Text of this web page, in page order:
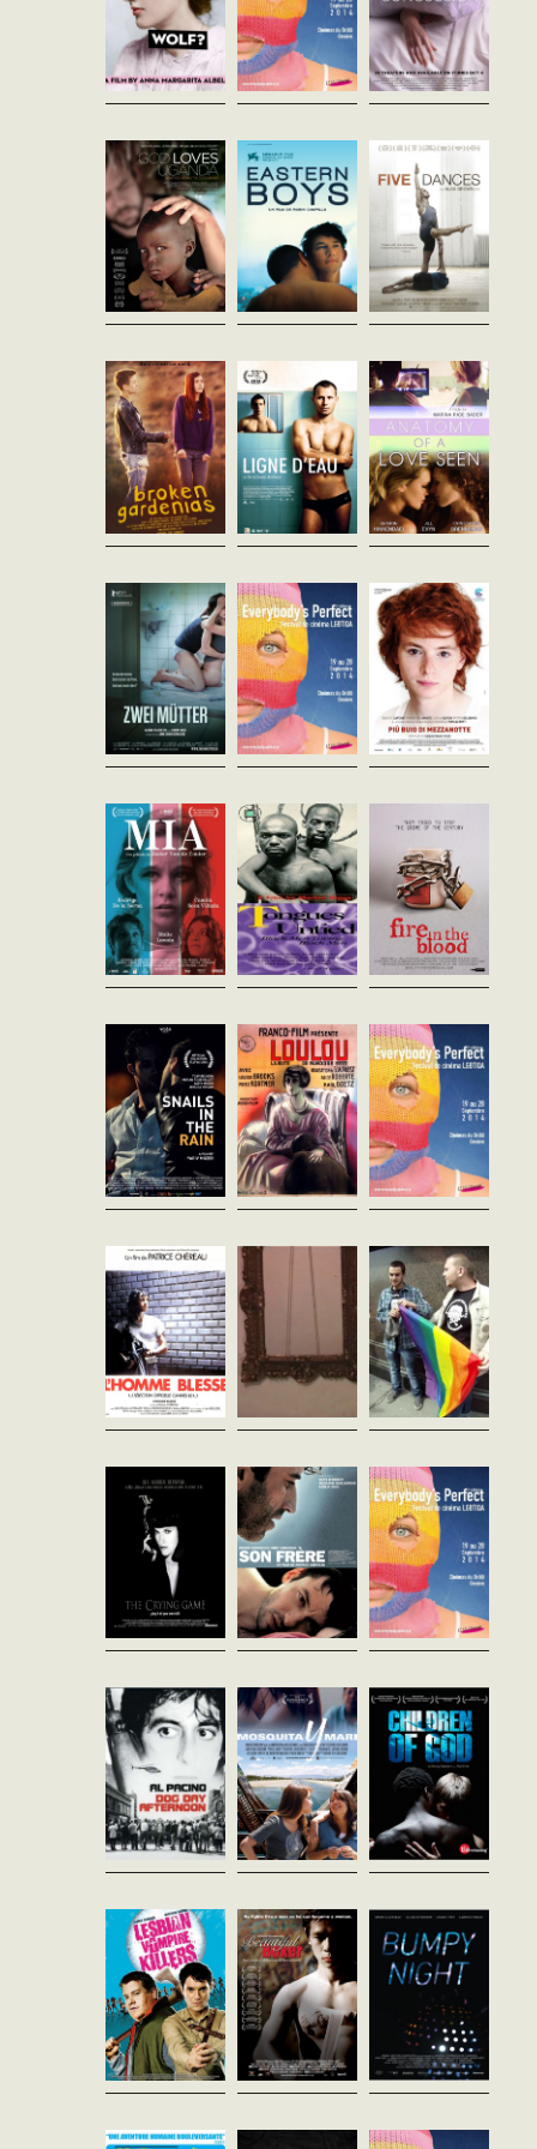
iconoclaste, elle vit
aujourd’hui dans le garage d’...
God Loves
Roger Ross Williams
Etats-Unis - 2013
Un documentaire qui
explore le rôle du
mouvement évangélique
Ouganda.Précédé du court-
métrage :To Russia with
Eastern Boys
Robin Campillo
France - 2013
vost - 128'
dernier traine avec sa bande. Il
lui propose de le retrouver
chez lui le jour suivant. Mais...
Five Dances
Alan Brown
Etats-Unis - 2013
vost - 83'
passion.Fraîchement
débarqué à New York, il
intègre une troupe de danse...
Gardenias
Etats-Unis - 1988
Jenni, déboussolée et «
orpheline », esseulée, broie
du noir. Elle rencontre Sam,
délurée et fort sympathique,
qui la convainc d’aller à...
Ligne d'eau
Tomasz Wasilewski
Pologne - 2013
vost - 93'
avenir. Il s'entraine
intensivement pour devenir
champion de natation. Mais
entre les...
Anatomy of a
Love Seen
Marina Rice Bader
Etats-Unis - 2014
vost - 86'
Zoe Peterson et Mal Ford sont
toutes les deux actrices. Sur
le tournage du film A Love
Seen sous la direction de la
réalisatrice Kara Voss...
Zwei Mütter
Anne Zohra Berrached
Allemagne - 2013
d’avoir un enfant, elles se
heurtent à un obstacle de
taille : la majorité des
Passeurs
Pamela Varela
France - 2014
vf - 114'
"Passeurs" retrace les trente
années de lutte contre le sida,
à travers le regard des
militants qui ont...
Più buio di
mezzanotte
Sebastiano Riso
Italie - 2014
vost - 98'
Davide est un adolescent à
part et à l’allure très féminine.
Il a quatorze ans quand il
abandonne sa maison. Son
intuition le fait choisir
comme...
Javier Van De Couter
élégantes de Buenos Aires,
Ale, une travestie et
«cartonera» vivant dans la
marginalité d’un ghetto...
Tongues Untied
Marlon Riggs
Etats-Unis - 1989
vost - 55'
nombreux prix, œuvre
politique, poétique et mili-
tante, qui s’inscrit dans le
cadre d’un modeste...
Fire In The
Blood
Dylan Mohan Gray
Inde - 2013
vost - 87'
A partir de 1996, les pays
riches de l'Ouest, à travers le
gouvernement et les
entreprises
pharmaceutiques, ont bloqué
l'accès aux médicaments
pour...
Snails in the
Adaptation d’une nouvelle
issue du livre « Le jardin des
arbres morts », de Yosse Avni
Levy. Le réalisateur de
l’excellent documentaire «The
Loulou
Georg Wilhelm Pabst
Allemagne - 1929
vost - 134'
bouleverse tous ceux qui
croisent sa route. De
scandales en drames, son
destin l’entraîne dans une...
Scotophobia 2
- 2014
vost - 80'
L'homme blessé
Patrice Chéreau
gare il rencontre Jean,
homosexuel qui le pousse à
commettre un acte de
violence sur un...
Le projet
sextoy
Lidia Terki
France - 2014
vf - 75'
DJ Sextoy fut la première
femme à s’imposer dans le
milieu de la musique
électronique. Figure atypique,
tatouée, piercée, elle dégage
un sex appeal...
They hate me in
vain
Yulia Matsiy
Russie - 2013
vost - 66'
Un documentaire coup de
poing, longue-ment préparé,
traité sous un angle particu-
lier, sur la difficulté croissante
d’être LGBT chrétien en
The Crying
Royaume-Uni - 1992
Jody, soldat britannique
enleve par l'IRA, est surveille
pendant sa detention par
opposition, une solide amitie
Son Frère
Patrice Chéreau
France - 2003
vf - 92'
détruit ses plaquettes
sanguines. Celle-ci astreint le
patient à un régime sévère.
Un soir,...
Hunted (Chasse
à l'homme)
Royaume-Uni - 2014
vost - 50'
Partout dans le monde, et pas
seulement en Russie,
l’homophobie prend un
caractère dra-matique,
comme en Afrique, dont 38
pays répri-ment l’...
Un Après-midi
Etats-Unis - 1976
Des gangsters débutants
braquent une banque et se
retrouvent cernés par la police
et les médias. Ils prennent en
otage les employés de la
Mosquita y
Mari
Aurora Guerrero
Etats-Unis - 2012
vost - 85'
Yolanda et Mari vivent à Los
Angeles. Filles d'immigrés
latinos, elles n'ont qu'un seul
repère sur lequel compter : la
famille. L'une collectionne...
Les Enfants de
Dieu
Kareem Mortimer
Bahamas - 2010
vost - 104'
La rencontre de 3 personnes
dans l’île d’Eleu-thera, Lena,
femme de pasteur
homophobe, Johnny, jeune
artiste et Roméo, qui a tout tu
à sa famille…...
Lesbian Vampire
Royaume-Uni - 2009
Deux jeunes garçons à la
campagne pour s’évader de
leurs vies médiocres
débarquent dans un village
en proie à une terrible
malédiction où toutes les...
Beautiful
Boxer
Ekachai Uekrongtham
Thailande - 2004
vost - 118'
L'histoire de Parinya
Charoenphol, boxeur de
Muaythai, un sport de combat
ultra violent, qui subit une
opération chirurgicale pour
changer de sexe et...
Courts Gay 1
vost
Naître père
Delphine Lanson
de leur désir d’enfant depuis
Magic Mirror
Sarah Pucill
Royaume-Uni - 2013
vost - 75'
artistique, au rythme lent, un
Courts
Lesbiens 2
vost - 89'